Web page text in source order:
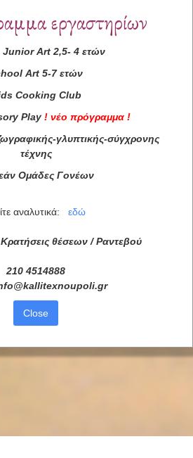
εργαστηρίων
Junior Art2,5- 4 ετών
Art 5-7 ετών
Cooking Club
Play ! νέο πρόγραμμα !
γλυπτικής-σύγχρονης
τέχνης
Ομάδες Γονέων
αναλυτικά: εδώ
θέσεων / Ραντεβού
210 4514888
@kallitexnoupoli.gr
Close